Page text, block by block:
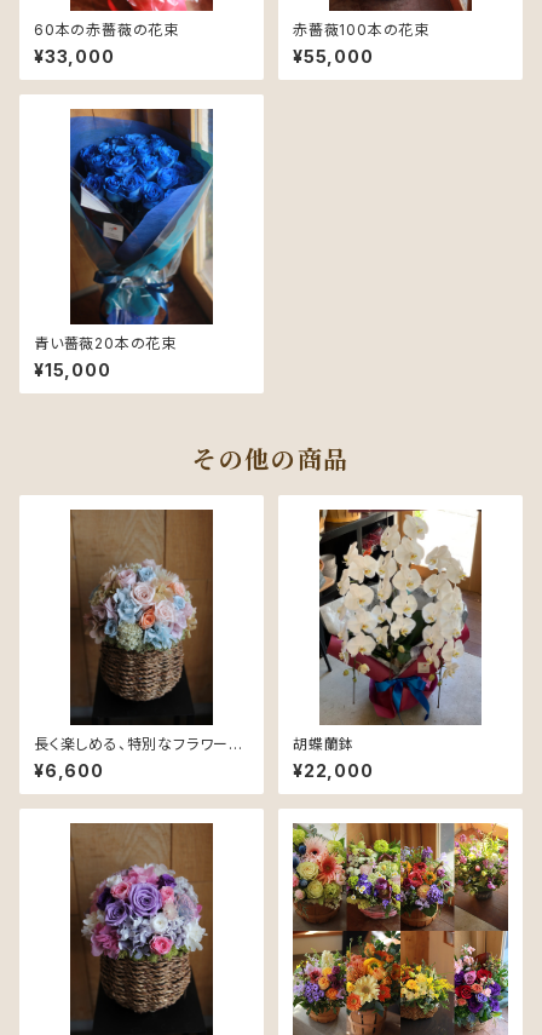
60本の赤薔薇の花束
¥33,000
赤薔薇100本の花束
¥55,000
青い薔薇20本の花束
¥15,000
その他の商品
長く楽しめる、特別なフラワーギ
フト。プリザーブドフラワーアレ
ンジメントメント
¥6,600
胡蝶蘭鉢
¥22,000